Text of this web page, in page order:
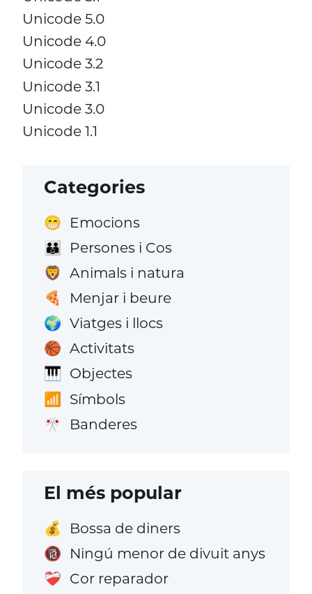
Unicode 5.0
Unicode 4.0
Unicode 3.2
Unicode 3.1
Unicode 3.0
Unicode 1.1
Categories
😁 Emocions
👪 Persones i Cos
🦁 Animals i natura
🍕 Menjar i beure
🌍 Viatges i llocs
🏀 Activitats
🎹 Objectes
📶 Símbols
🎌 Banderes
El més popular
💰 Bossa de diners
🔞 Ningú menor de divuit anys
❤️‍🩹 Cor reparador